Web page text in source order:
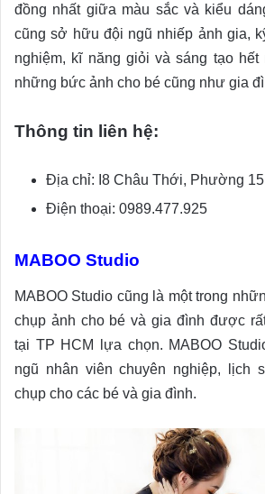
đồng nhất giữa màu sắc và kiểu
cũng sở hữu đội ngũ nhiếp ảnh gia,
nghiệm, kĩ năng giỏi và sáng tạo hết
những bức ảnh cho bé cũng như gia
Thông tin liên hệ:
Địa chỉ: I8 Châu Thới, Phường
Điện thoại: 0989.477.925
MABOO Studio
MABOO Studio cũng là một trong
chụp ảnh cho bé và gia đình được
tại TP HCM lựa chọn. MABOO
ngũ nhân viên chuyên nghiệp, lịch
chụp cho các bé và gia đình.